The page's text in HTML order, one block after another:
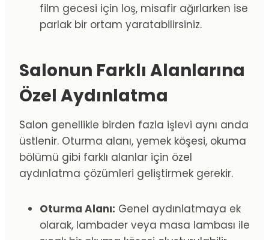
film gecesi için loş, misafir ağırlarken ise
parlak bir ortam yaratabilirsiniz.
Salonun Farklı Alanlarına
Özel Aydınlatma
Salon genellikle birden fazla işlevi aynı anda
üstlenir. Oturma alanı, yemek köşesi, okuma
bölümü gibi farklı alanlar için özel
aydınlatma çözümleri geliştirmek gerekir.
Oturma Alanı: Genel aydınlatmaya ek
olarak, lambader veya masa lambası ile